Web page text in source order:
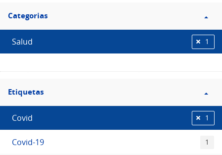
Filtro
Categorias
Categorias
Salud 1
Filtro
Etiquetas
Etiquetas
Covid 1
Covid-19 1